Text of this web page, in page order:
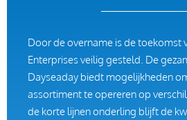
Door de overname is de toekomst
Enterprises veilig gesteld. De
Dayseaday biedt mogelijkheden
assortiment te opereren op
de korte lijnen onderling blijft de